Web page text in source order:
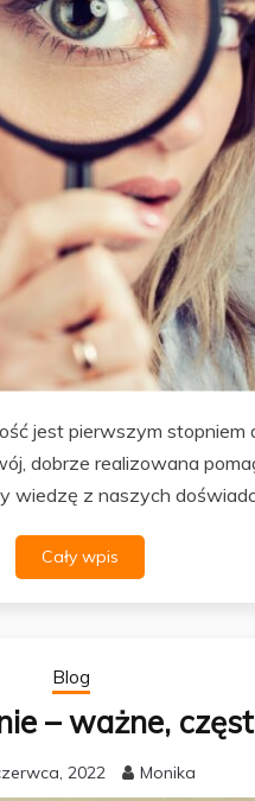
jest pierwszym stopniem
dobrze realizowana
wiedzę z naszych
Cały wpis
Blog
– ważne,
2022 Monika